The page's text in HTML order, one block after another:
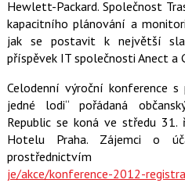
Hewlett-Packard. Společnost
kapacitního plánování a
jak se postavit k největší
příspěvek IT společnosti Anect a
Celodenní výroční konference
jedné lodi“ pořádaná
Republic se koná ve středu
Hotelu Praha. Zájemci o
je/akce/konference-2012-